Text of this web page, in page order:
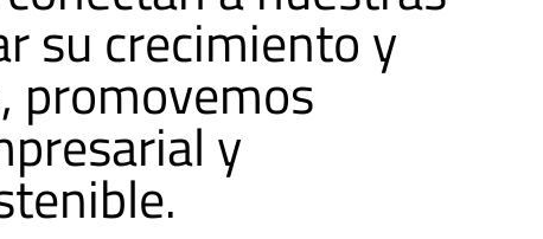
su crecimiento y
promovemos
y